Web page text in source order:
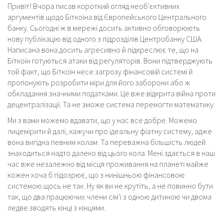
Привіт! Вчора писав короткий огляд необ'єктивних
аргументів щодо Біткоїна від Європейського Центрального
банку. Сьогодні ж в мережі досить активно обговорюють
нову публікацію від одного з підрозділів Центробанку США.
Написана вона досить агресивно й підкреслює те, що на
Біткоїн готуються атаки від регуляторів. Вони підтверджують
той факт, що Біткоїн несе загрозу фінансовій системі й
пропонують розробити міри для його заборони або ж
обкладання значними податками. Це вже відкрита війна проти
децентралізації. Та не зможе система перемогти математику.
Ми з вами можемо вдавати, що у нас все добре. Можемо
лицемірити й далі, кажучи про ідеальну фіатну систему, адже
вона вигідна певним колам. Та переважна більшість людей
знаходиться надто далеко від цього кола. Мені здається в наш
час вже незалежно від місця проживання на планеті майже
кожен хоча б підозрює, що з нинішньою фінансовою
системою щось не так. Ну як ви не крутіть, а не повинно бути
так, що два працюючих члени сім'ї з одною дитиною чи двома
ледве зводять кінці з кінцями.